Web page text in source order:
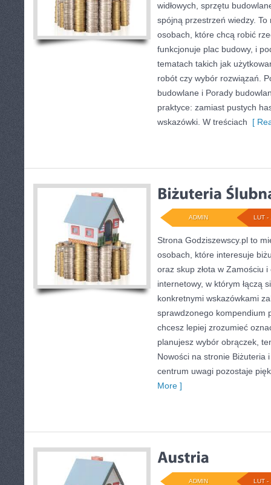
widłowych, sprzętu
spójną przestrzeń wiedzy.
osobach, które chcą robić
funkcjonuje plac budowy, i
tematach takich jak
robót czy wybór rozwiązań.
budowlane i Porady
praktyce: zamiast pustych
wskazówki. W treściach [
LUT -
ADMIN
Strona Godziszewscy.pl to
osobach, które interesuje
oraz skup złota w Zamościu
internetowy, w którym łączą
konkretnymi wskazówkami
sprawdzonego kompendium
chcesz lepiej zrozumieć
planujesz wybór obrączek,
Nowości na stronie Biżuteria
centrum uwagi pozostaje
More ]
LUT -
ADMIN